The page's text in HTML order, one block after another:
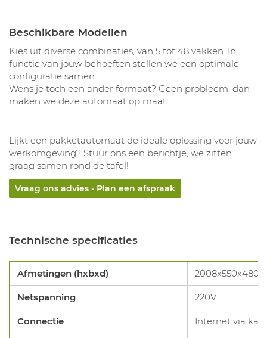
Beschikbare Modellen
Kies uit diverse combinaties, van 5 tot 48 vakken. In
functie van jouw behoeften stellen we een optimale
configuratie samen.
Wens je toch een ander formaat? Geen probleem, dan
maken we deze automaat op maat.
Lijkt een pakketautomaat de ideale oplossing voor jouw
werkomgeving? Stuur ons een berichtje, we zitten
graag samen rond de tafel!
Vraag ons advies - Plan een afspraak
Technische specificaties
Afmetingen (hxbxd) 2008x550x480/
Netspanning 220V
Connectie Internet via